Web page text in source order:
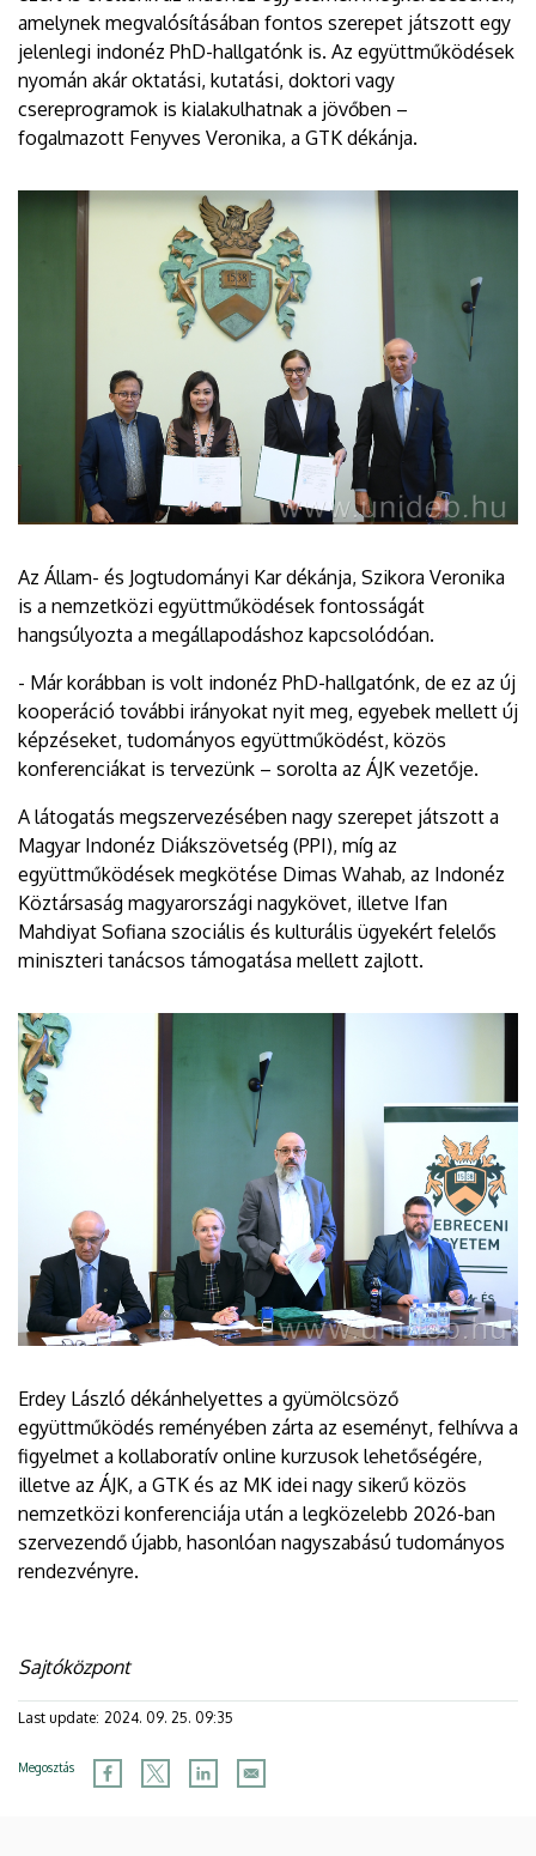
amelynek megvalósításában fontos szerepet játszott egy
jelenlegi indonéz PhD-hallgatónk is. Az együttműködések
nyomán akár oktatási, kutatási, doktori vagy
csereprogramok is kialakulhatnak a jövőben –
fogalmazott Fenyves Veronika, a GTK dékánja.
Az Állam- és Jogtudományi Kar dékánja, Szikora Veronika
is a nemzetközi együttműködések fontosságát
hangsúlyozta a megállapodáshoz kapcsolódóan.
- Már korábban is volt indonéz PhD-hallgatónk, de ez az új
kooperáció további irányokat nyit meg, egyebek mellett új
képzéseket, tudományos együttműködést, közös
konferenciákat is tervezünk – sorolta az ÁJK vezetője.
A látogatás megszervezésében nagy szerepet játszott a
Magyar Indonéz Diákszövetség (PPI), míg az
együttműködések megkötése Dimas Wahab, az Indonéz
Köztársaság magyarországi nagykövet, illetve Ifan
Mahdiyat Sofiana szociális és kulturális ügyekért felelős
miniszteri tanácsos támogatása mellett zajlott.
Erdey László dékánhelyettes a gyümölcsöző
együttműködés reményében zárta az eseményt, felhívva a
figyelmet a kollaboratív online kurzusok lehetőségére,
illetve az ÁJK, a GTK és az MK idei nagy sikerű közös
nemzetközi konferenciája után a legközelebb 2026-ban
szervezendő újabb, hasonlóan nagyszabású tudományos
rendezvényre.
Sajtóközpont
Last update: 2024. 09. 25. 09:35
Megosztás